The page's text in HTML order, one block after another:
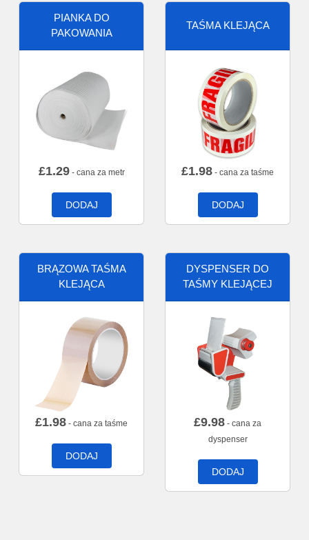
PIANKA DO
PAKOWANIA
£1.29- cana za metr
DODAJ
TAŚMA KLEJĄCA
£1.98 - cana za taśme
DODAJ
BRĄZOWA TAŚMA
KLEJĄCA
£1.98 - cana za taśme
DODAJ
DYSPENSER DO
TAŚMY KLEJĄCEJ
£9.98 - cana za
dyspenser
DODAJ